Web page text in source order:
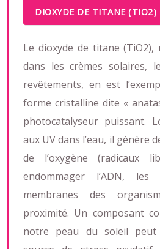
DIOXYDE DE TITANE (TIO2)
Le dioxyde de titane (TiO2),
dans les crèmes solaires,
revêtements, en est
forme cristalline dite «
photocatalyseur puissant.
aux UV dans l’eau, il génère
de l’oxygène (radicaux
endommager l’ADN,
membranes des
proximité. Un composant
notre peau du soleil peut